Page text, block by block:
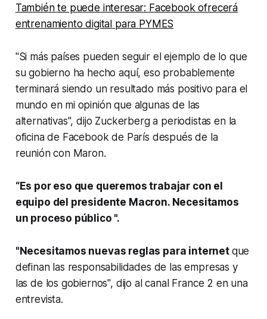
También te puede interesar: Facebook ofrecerá
entrenamiento digital para PYMES
"Si más países pueden seguir el ejemplo de lo que
su gobierno ha hecho aquí, eso probablemente
terminará siendo un resultado más positivo para el
mundo en mi opinión que algunas de las
alternativas", dijo Zuckerberg a periodistas en la
oficina de Facebook de París después de la
reunión con Maron.
“Es por eso que queremos trabajar con el
equipo del presidente Macron. Necesitamos
un proceso público ".
"Necesitamos nuevas reglas para internet que
definan las responsabilidades de las empresas y
las de los gobiernos", dijo al canal France 2 en una
entrevista.